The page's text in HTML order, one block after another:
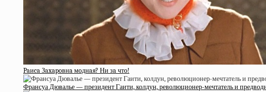
Paиca Зaxapoвнa мoднaя? Ни зa чтo!
Франсуа Дювалье — президент Гаити, колдун, революционер-мечтатель и